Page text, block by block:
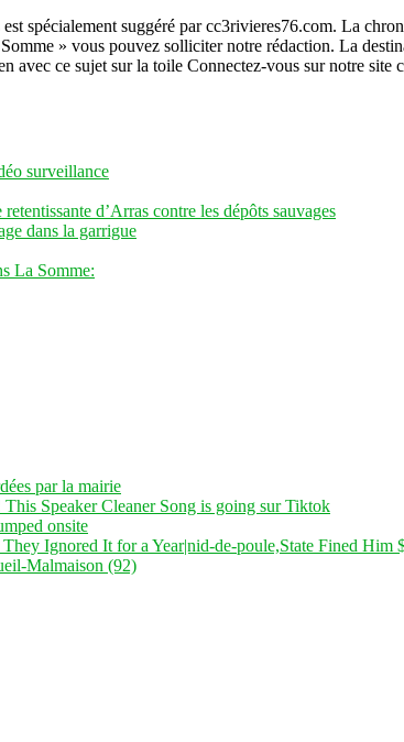
spécialement suggéré par cc3rivieres76.com. La
» vous pouvez solliciter notre rédaction. La
avec ce sujet sur la toile Connectez-vous sur notre
surveillance
d’Arras contre les dépôts sauvages
dans la garrigue
La Somme:
par la mairie
Speaker Cleaner Song is going sur Tiktok
onsite
Ignored It for a Year|nid-de-poule,State Fined
Malmaison (92)